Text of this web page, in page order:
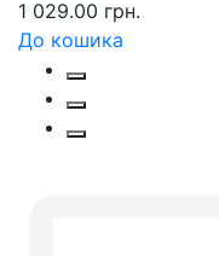
1 029.00 грн.
До кошика